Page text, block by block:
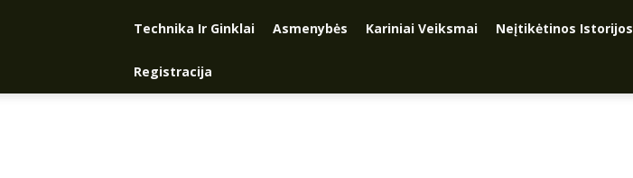
Technika Ir Ginklai Asmenybės Kariniai Veiksmai Neįtikėtinos Istorijos
Registracija